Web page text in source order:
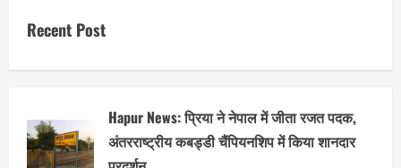
Recent Post
Hapur News: प्रिया ने नेपाल में जीता रजत पदक,
अंतरराष्ट्रीय कबड्डी चैंपियनशिप में किया शानदार